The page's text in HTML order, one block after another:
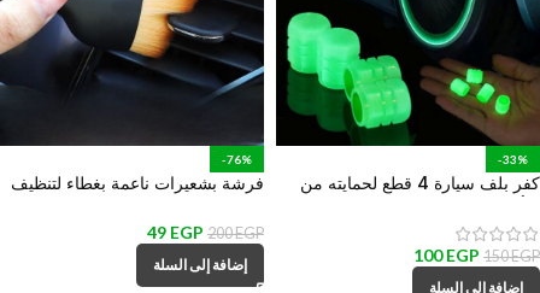
-33%
كفر بلف سيارة 4 قطع لحمايته من
الكوتش
150EGP
100EGP
إضافة إلى السلة
-76%
فرشة بشعيرات ناعمة بغطاء لتنظيف
200EGP
49 EGP
إضافة إلى السلة